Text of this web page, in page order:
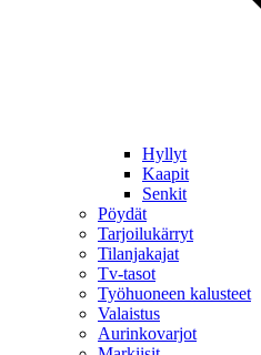
Hyllyt
Kaapit
Senkit
Pöydät
Tarjoilukärryt
Tilanjakajat
Tv-tasot
Työhuoneen kalusteet
Valaistus
Aurinkovarjot